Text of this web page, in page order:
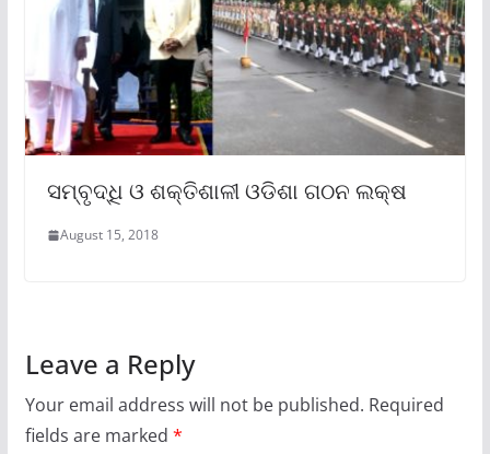
ସମ୍ବୃଦ୍ଧି ଓ ଶକ୍ତିଶାଳୀ ଓଡିଶା ଗଠନ ଲକ୍ଷ
August 15, 2018
Leave a Reply
Your email address will not be published. Required
fields are marked *